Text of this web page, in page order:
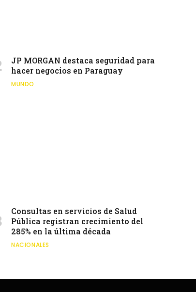
JP MORGAN destaca seguridad para
hacer negocios en Paraguay
MUNDO
Consultas en servicios de Salud
Pública registran crecimiento del
285% en la última década
NACIONALES